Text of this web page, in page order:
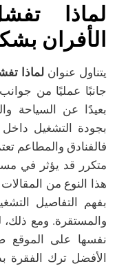
لماذا
الأفران
يتناول عنوان لماذا
جانبًا عمليًا من جوانب
بعيدًا عن السياحة
بجودة التشغيل داخل
فالفنادق والمطاعم
متكرر قد يؤثر في
هذا النوع من
بفهم التفاصيل
والمستقرة. ومع
نفسها على الموقع
الأفضل ترك الفقرة